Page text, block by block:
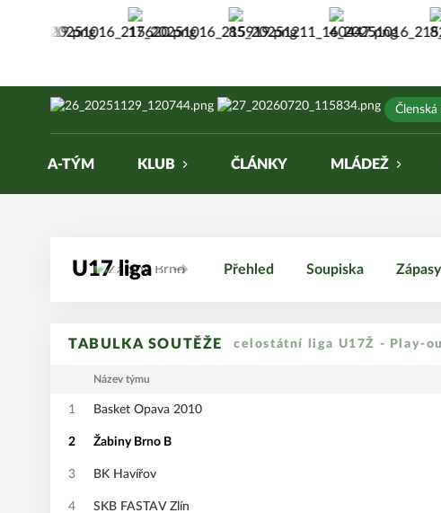
Žabiny Brno
Členská
A-TÝM KLUB ČLÁNKY MLÁDEŽ
U17 liga Přehled Soupiska Zápasy
TABULKA SOUTĚŽE celostátní liga U17Ž - Play-
Název týmu
1 Basket Opava 2010
2 Žabiny Brno B
3 BK Havířov
4 SKB FASTAV Zlín